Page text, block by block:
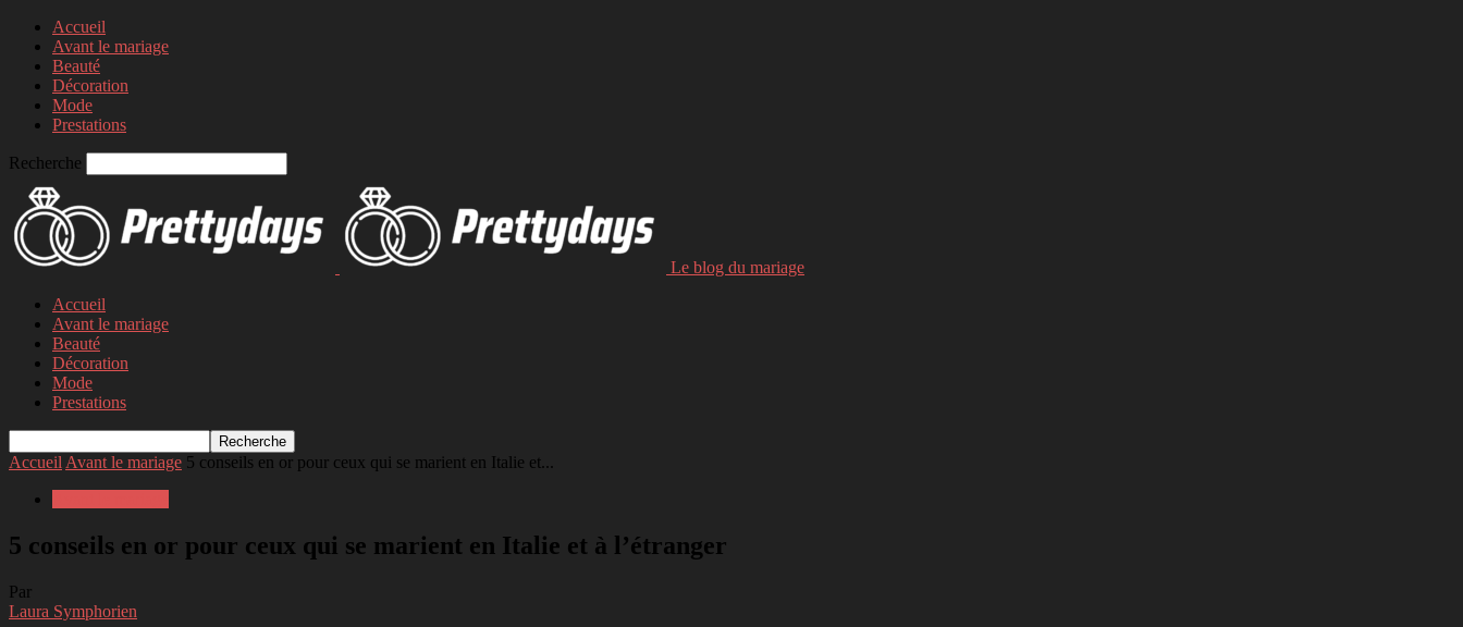
Accueil
Avant le mariage
Beauté
Décoration
Mode
Prestations
Recherche
Le blog du mariage
Accueil
Avant le mariage
Beauté
Décoration
Mode
Prestations
Accueil Avant le mariage 5 conseils en or pour ceux qui se marient en Italie et...
5 conseils en or pour ceux qui se marient en Italie et à l’étranger
Par
Laura Symphorien